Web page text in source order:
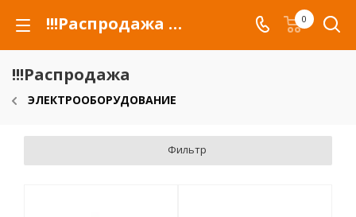
!!!Распродажа для автомобилей российских марок и сельхозтехники 0
!!!Распродажа
ЭЛЕКТРООБОРУДОВАНИЕ
Фильтр